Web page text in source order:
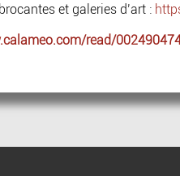
et galeries d’art :
read/